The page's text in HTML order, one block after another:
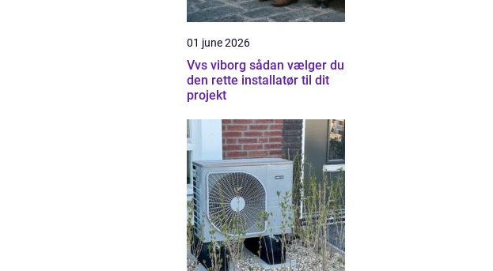
01 june 2026
Vvs viborg sådan vælger du
den rette installatør til dit
projekt